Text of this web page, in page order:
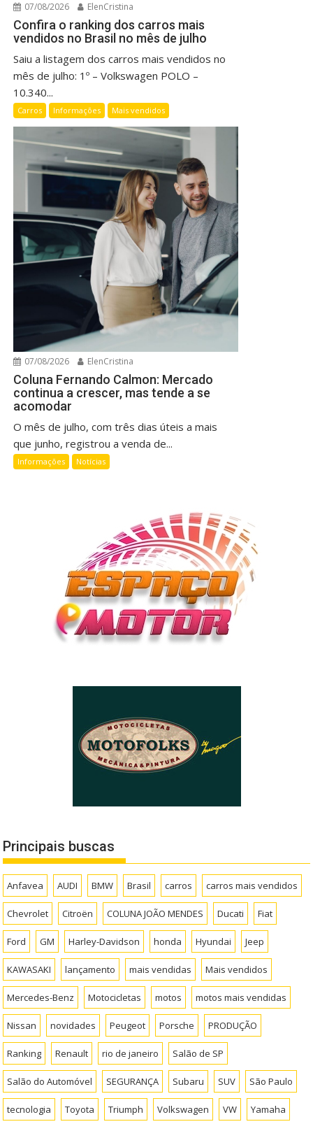
07/08/2026 ElenCristina
Confira o ranking dos carros mais
vendidos no Brasil no mês de julho
Saiu a listagem dos carros mais vendidos no
mês de julho: 1º – Volkswagen POLO –
10.340...
Carros Informações Mais vendidos
07/08/2026 ElenCristina
Coluna Fernando Calmon: Mercado
continua a crescer, mas tende a se
acomodar
O mês de julho, com três dias úteis a mais
que junho, registrou a venda de...
Informações Notícias
Principais buscas
Anfavea AUDI BMW Brasil carros carros mais vendidos
Chevrolet Citroën COLUNA JOÃO MENDES Ducati Fiat
Ford GM Harley-Davidson honda Hyundai Jeep
KAWASAKI lançamento mais vendidas Mais vendidos
Mercedes-Benz Motocicletas motos motos mais vendidas
Nissan novidades Peugeot Porsche PRODUÇÃO
Ranking Renault rio de janeiro Salão de SP
Salão do Automóvel SEGURANÇA Subaru SUV São Paulo
tecnologia Toyota Triumph Volkswagen VW Yamaha